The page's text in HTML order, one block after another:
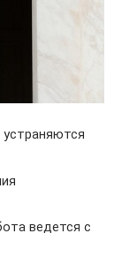
ведется с